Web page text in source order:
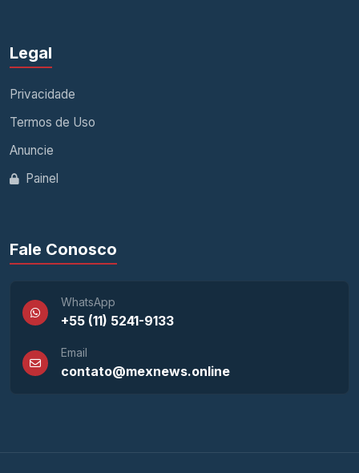
Legal
Privacidade
Termos de Uso
Anuncie
Painel
Fale Conosco
WhatsApp
+55 (11) 5241-9133
Email
contato@mexnews.online